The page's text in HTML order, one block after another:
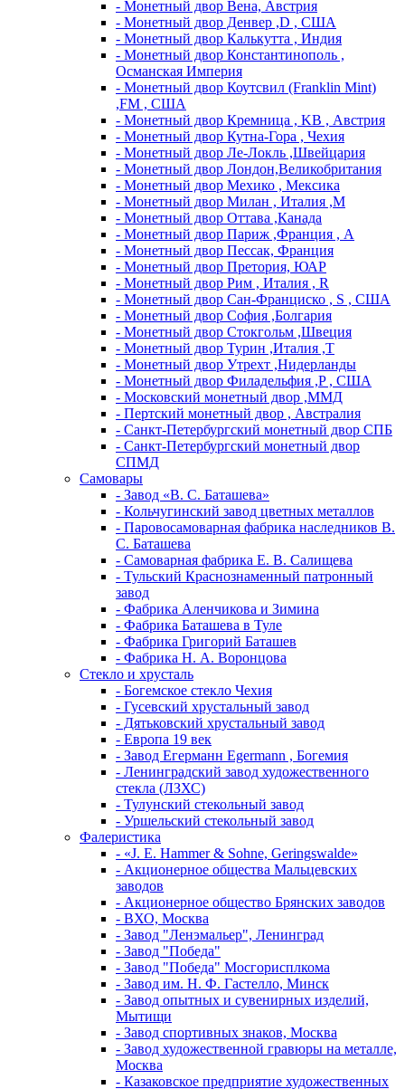
- Монетный двор Вена, Австрия
- Монетный двор Денвер ,D , США
- Монетный двор Калькутта , Индия
- Монетный двор Константинополь ,
Османская Империя
- Монетный двор Коутсвил (Franklin Mint)
,FM , США
- Монетный двор Кремница , KB , Австрия
- Монетный двор Кутна-Гора , Чехия
- Монетный двор Ле-Локль ,Швейцария
- Монетный двор Лондон,Великобритания
- Монетный двор Мехико , Мексика
- Монетный двор Милан , Италия ,M
- Монетный двор Оттава ,Канада
- Монетный двор Париж ,Франция , A
- Монетный двор Пессак, Франция
- Монетный двор Претория, ЮАР
- Монетный двор Рим , Италия , R
- Монетный двор Сан-Франциско , S , США
- Монетный двор София ,Болгария
- Монетный двор Стокгольм ,Швеция
- Монетный двор Турин ,Италия ,T
- Монетный двор Утрехт ,Нидерланды
- Монетный двор Филадельфия ,P , США
- Московский монетный двор ,ММД
- Пертский монетный двор , Австралия
- Санкт-Петербургский монетный двор СПБ
- Санкт-Петербургский монетный двор
СПМД
Самовары
- Завод «В. С. Баташева»
- Кольчугинский завод цветных металлов
- Паровосамоварная фабрика наследников В.
С. Баташева
- Самоварная фабрика Е. В. Салищева
- Тульский Краснознаменный патронный
завод
- Фабрика Аленчикова и Зимина
- Фабрика Баташева в Туле
- Фабрика Григорий Баташев
- Фабрика Н. А. Воронцова
Стекло и хрусталь
- Богемское стекло Чехия
- Гусевский хрустальный завод
- Дятьковский хрустальный завод
- Европа 19 век
- Завод Егерманн Egermann , Богемия
- Ленинградский завод художественного
стекла (ЛЗХС)
- Тулунский стекольный завод
- Уршельский стекольный завод
Фалеристика
- «J. E. Hammer & Sohne, Geringswalde»
- Акционерное общества Мальцевских
заводов
- Акционерное общество Брянских заводов
- ВХО, Москва
- Завод "Ленэмальер", Ленинград
- Завод "Победа"
- Завод "Победа" Мосгорисплкома
- Завод им. Н. Ф. Гастелло, Минск
- Завод опытных и сувенирных изделий,
Мытищи
- Завод спортивных знаков, Москва
- Завод художественной гравюры на металле,
Москва
- Казаковское предприятие художественных